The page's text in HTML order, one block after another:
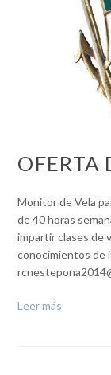
OFERTA
Monitor de Vela
de 40 horas
impartir clases de
conocimientos de
Leer más